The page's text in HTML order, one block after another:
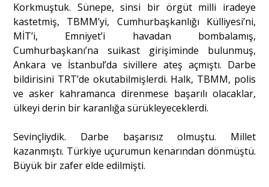
Eğitim
Dosya Haber
Ankara Analiz
Korkmuştuk. Sünepe, sinsi bir örgüt milli iradeye
kastetmiş, TBMM’yi, Cumhurbaşkanlığı Külliyesi’ni,
MİT’i, Emniyet’i havadan bombalamış,
Cumhurbaşkanı’na suikast girişiminde bulunmuş,
Ankara ve İstanbul’da sivillere ateş açmıştı. Darbe
bildirisini TRT’de okutabilmişlerdi. Halk, TBMM, polis
ve asker kahramanca direnmese başarılı olacaklar,
ülkeyi derin bir karanlığa sürükleyeceklerdi.
Sevinçliydik. Darbe başarısız olmuştu. Millet
kazanmıştı. Türkiye uçurumun kenarından dönmüştü.
Büyük bir zafer elde edilmişti.